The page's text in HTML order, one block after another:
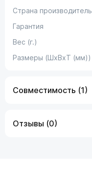
Страна производитель
Гарантия
Вес (г.)
Размеры (ШxВxТ (мм))
Совместимость (1)
Отзывы (0)